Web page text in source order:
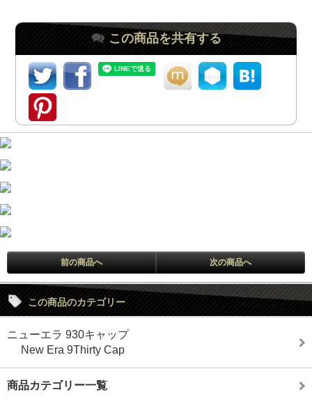
この商品を共有する
前の商品へ 次の商品へ
この商品のカテゴリー
ニューエラ 930キャップ
New Era 9Thirty Cap
商品カテゴリー一覧